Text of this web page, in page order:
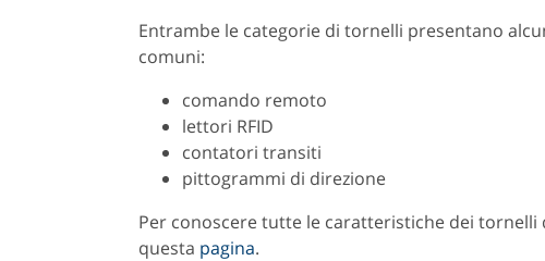
Entrambe le categorie di tornelli presentano
comuni:
comando remoto
lettori RFID
contatori transiti
pittogrammi di direzione
Per conoscere tutte le caratteristiche dei
questa pagina.